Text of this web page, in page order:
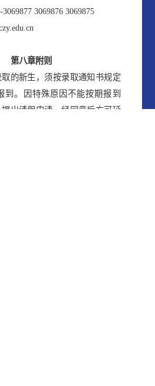
3069876 3069875
第八章附则
取的新生，须按录取通知书规定
到。因特殊原因不能按期报到
出请假申请，经同意后方可延